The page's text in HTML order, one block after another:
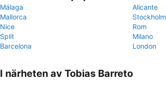
Málaga
Alicante
Mallorca
Stockholm
Nice
Rom
Split
Milano
Barcelona
London
I närheten av Tobias Barreto